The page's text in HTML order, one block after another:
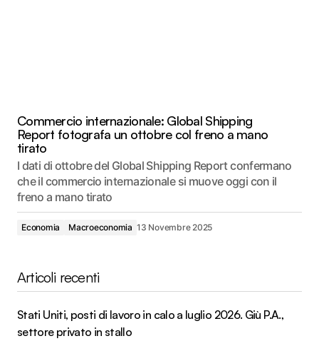
Commercio internazionale: Global Shipping
Report fotografa un ottobre col freno a mano
tirato
I dati di ottobre del Global Shipping Report confermano
che il commercio internazionale si muove oggi con il
freno a mano tirato
Economia Macroeconomia 13 Novembre 2025
Articoli recenti
Stati Uniti, posti di lavoro in calo a luglio 2026. Giù P.A.,
settore privato in stallo